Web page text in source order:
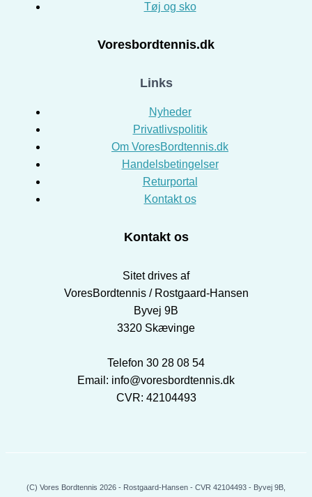
Tøj og sko
Voresbordtennis.dk
Links
Nyheder
Privatlivspolitik
Om VoresBordtennis.dk
Handelsbetingelser
Returportal
Kontakt os
Kontakt os
Sitet drives af
VoresBordtennis / Rostgaard-Hansen
Byvej 9B
3320 Skævinge
Telefon 30 28 08 54
Email: info@voresbordtennis.dk
CVR: 42104493
(C) Vores Bordtennis 2026 - Rostgaard-Hansen - CVR 42104493 - Byvej 9B,